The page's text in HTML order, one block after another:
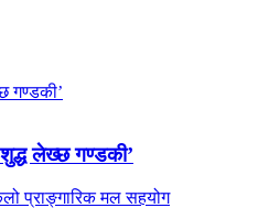
शुद्ध लेख्छ गण्डकी’